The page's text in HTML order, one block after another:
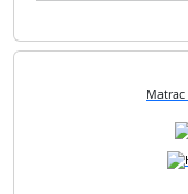
Matrac